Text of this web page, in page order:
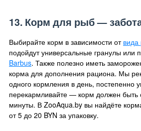
13. Корм для рыб —
Выбирайте корм в зависимости от
подойдут универсальные гранулы или
Barbus. Также полезно иметь
корма для дополнения рациона. Мы
одного кормления в день, постепенно
перекармливайте — корм должен быть
минуты. В ZooAqua.by вы найдёте
от 5 до 20 BYN за упаковку.